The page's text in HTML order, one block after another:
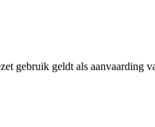
gebruik geldt als aanvaarding